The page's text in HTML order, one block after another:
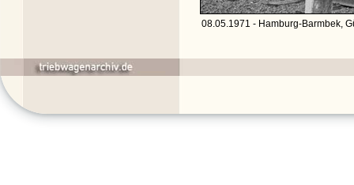
08.05.1971 - Hamburg-Barmbek,